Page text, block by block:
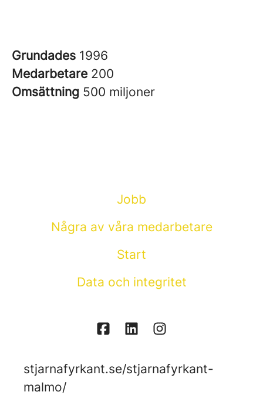
Grundades 1996
Medarbetare 200
Omsättning 500 miljoner
Jobb
Några av våra medarbetare
Start
Data och integritet
stjarnafyrkant.se/stjarnafyrkant-
malmo/